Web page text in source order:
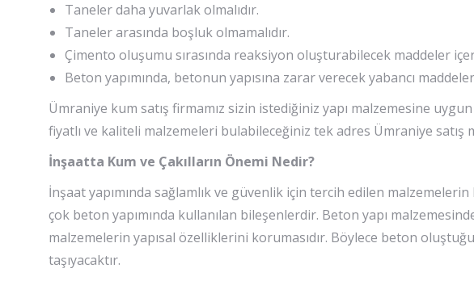
Taneler daha yuvarlak olmalıdır.
Taneler arasında boşluk olmamalıdır.
Çimento oluşumu sırasında reaksiyon oluşturabilecek maddeler
Beton yapımında, betonun yapısına zarar verecek yabancı
Ümraniye kum satış firmamız sizin istediğiniz yapı malzemesine
fiyatlı ve kaliteli malzemeleri bulabileceğiniz tek adres Ümraniye satış
İnşaatta Kum ve Çakılların Önemi Nedir?
İnşaat yapımında sağlamlık ve güvenlik için tercih edilen
çok beton yapımında kullanılan bileşenlerdir. Beton yapı
malzemelerin yapısal özelliklerini korumasıdır. Böylece beton
taşıyacaktır.